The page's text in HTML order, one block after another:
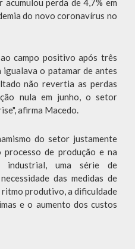
perda de 4,7% em
do novo coronavírus no
campo positivo após três
igualava o patamar de antes
não revertia as perdas
nula em junho, o setor
afirma Macedo.
do setor justamente
de produção e na
industrial, uma série de
das medidas de
produtivo, a dificuldade
e o aumento dos custos